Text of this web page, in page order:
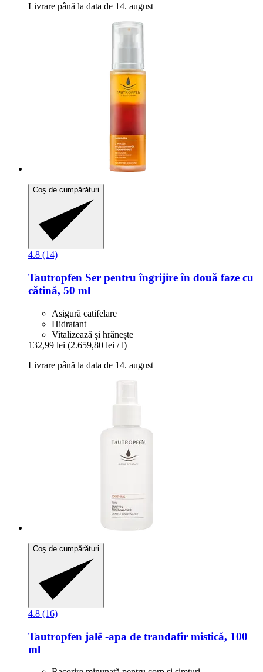
Livrare până la data de 14. august
Coș de cumpărături
4.8 (14)
Tautropfen Ser pentru îngrijire în două faze cu
cătină, 50 ml
Asigură catifelare
Hidratant
Vitalizează și hrănește
132,99 lei (2.659,80 lei / l)
Livrare până la data de 14. august
Coș de cumpărături
4.8 (16)
Tautropfen jalë -​apa de trandafir mistică, 100
ml